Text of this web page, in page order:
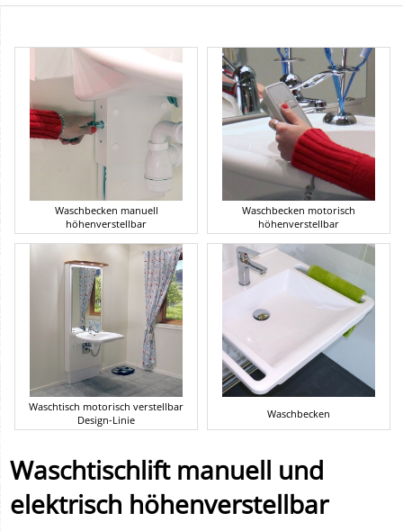
Waschbecken manuell
höhenverstellbar
Waschbecken motorisch
höhenverstellbar
Waschtisch motorisch verstellbar
Design-Linie
Waschbecken
Waschtischlift manuell und
elektrisch höhenverstellbar